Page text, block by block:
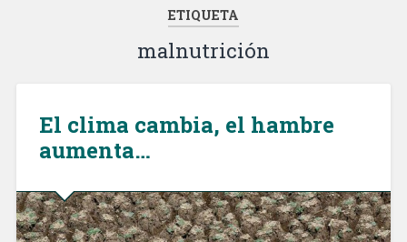
ETIQUETA
malnutrición
El clima cambia, el hambre
aumenta…